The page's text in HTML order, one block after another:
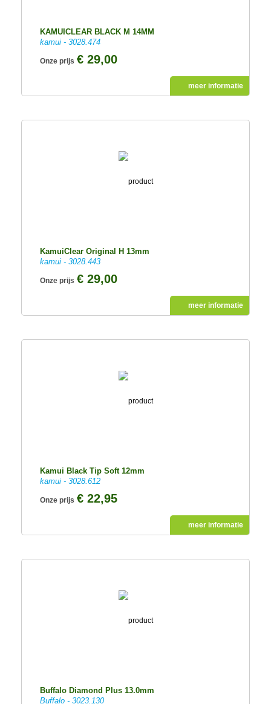
KAMUICLEAR BLACK M 14MM
kamui - 3028.474
Onze prijs € 29,00
meer informatie
KamuiClear Original H 13mm
kamui - 3028.443
Onze prijs € 29,00
meer informatie
Kamui Black Tip Soft 12mm
kamui - 3028.612
Onze prijs € 22,95
meer informatie
Buffalo Diamond Plus 13.0mm
Buffalo - 3023.130